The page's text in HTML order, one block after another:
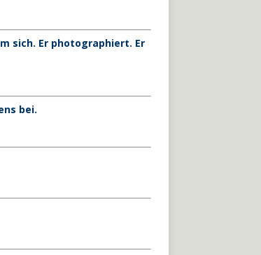
sich. Er photographiert. Er
bei.